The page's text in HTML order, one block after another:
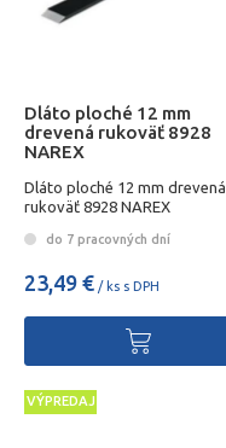
Dláto ploché 12 mm
drevená rukoväť 8928
NAREX
Dláto ploché 12 mm drevená
rukoväť 8928 NAREX
do 7 pracovných dní
23,49 € / ks s DPH
VÝPREDAJ